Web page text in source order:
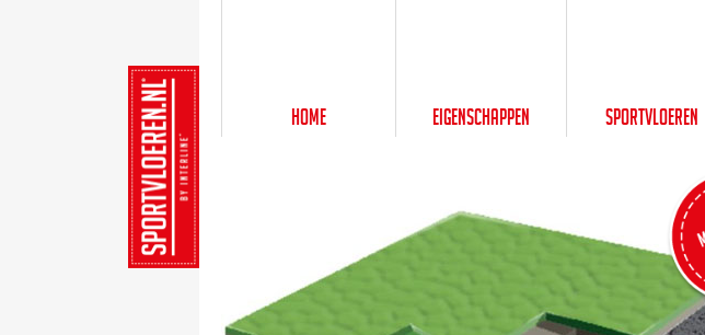
Home Eigenschappen Sportvloeren